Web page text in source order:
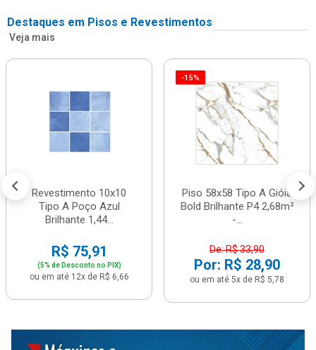
Destaques em Pisos e Revestimentos
Veja mais
Revestimento 10x10
Tipo A Poço Azul
Brilhante 1,44...
R$ 75,91
(5% de Desconto no PIX)
ou em até 12x de R$ 6,66
-15%
Piso 58x58 Tipo A Gióia
Bold Brilhante P4 2,68m²
-...
De: R$ 33,90
Por: R$ 28,90
ou em até 5x de R$ 5,78